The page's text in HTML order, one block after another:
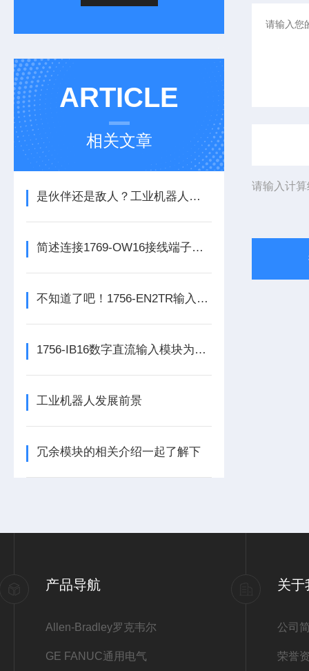
ARTICLE
相关文章
是伙伴还是敌人？工业机器人的未来之路
简述连接1769-OW16接线端子所需要注意的事项
不知道了吧！1756-EN2TR输入模块是数控系统动力的保障
1756-IB16数字直流输入模块为整个自动化系统提供精准的数据支撑
工业机器人发展前景
冗余模块的相关介绍一起了解下
请输入计
产品导航
Allen-Bradley罗克韦尔
GE FANUC通用电气
关于
公司
荣誉